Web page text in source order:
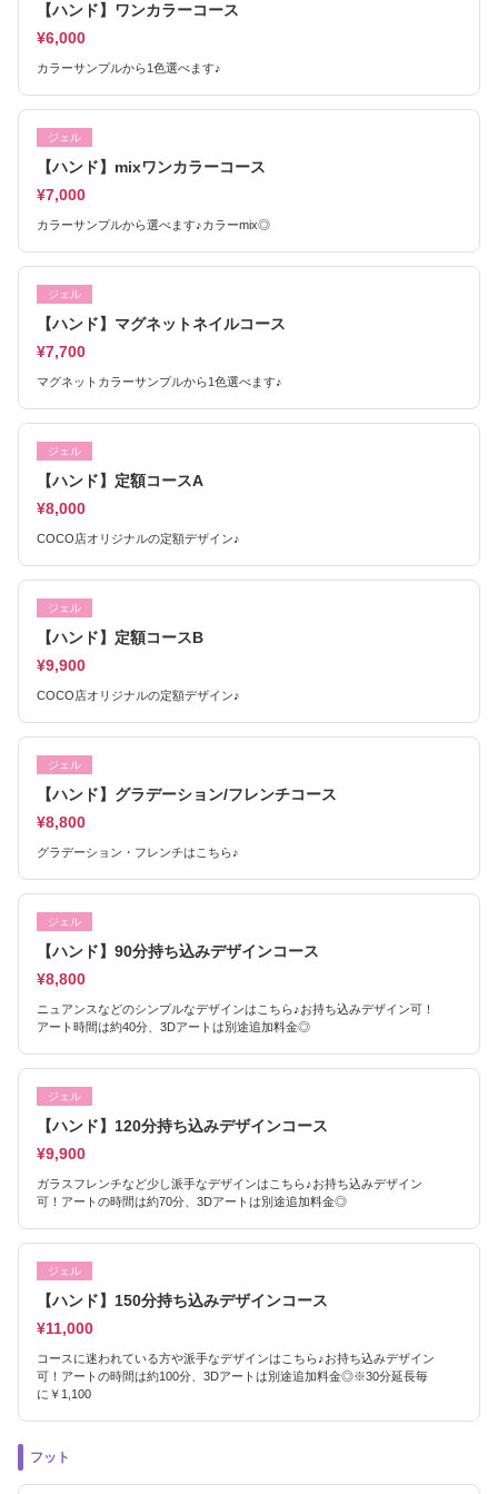
【ハンド】ワンカラーコース
¥6,000
カラーサンプルから1色選べます♪
ジェル
【ハンド】mixワンカラーコース
¥7,000
カラーサンプルから選べます♪カラーmix◎
ジェル
【ハンド】マグネットネイルコース
¥7,700
マグネットカラーサンプルから1色選べます♪
ジェル
【ハンド】定額コースA
¥8,000
COCO店オリジナルの定額デザイン♪
ジェル
【ハンド】定額コースB
¥9,900
COCO店オリジナルの定額デザイン♪
ジェル
【ハンド】グラデーション/フレンチコース
¥8,800
グラデーション・フレンチはこちら♪
ジェル
【ハンド】90分持ち込みデザインコース
¥8,800
ニュアンスなどのシンプルなデザインはこちら♪お持ち込みデザイン可！
アート時間は約40分、3Dアートは別途追加料金◎
ジェル
【ハンド】120分持ち込みデザインコース
¥9,900
ガラスフレンチなど少し派手なデザインはこちら♪お持ち込みデザイン
可！アートの時間は約70分、3Dアートは別途追加料金◎
ジェル
【ハンド】150分持ち込みデザインコース
¥11,000
コースに迷われている方や派手なデザインはこちら♪お持ち込みデザイン
可！アートの時間は約100分、3Dアートは別途追加料金◎※30分延長毎
に￥1,100
フット